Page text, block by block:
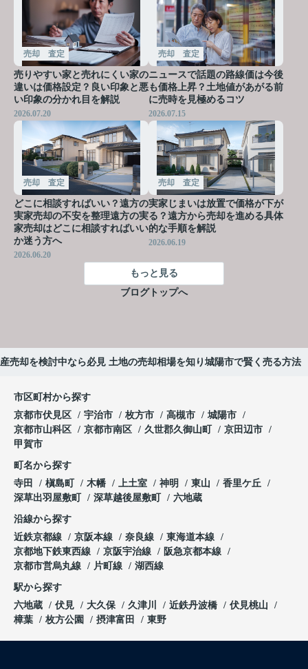
売却 査定
売りやすい家と売れにくい家の
違いは価格設定？良い印象と悪
い印象の分かれ目を解説
2026.07.20
売却 査定
ニュースで話題の路線価は今後
も価格上昇？土地値があがる前
に売時を見極めるコツ
2026.07.15
売却 査定
どこに相談すればいい？遠方の
実家売却の不安を整理遠方の実
家売却はどこに相談すればいい
か迷う方へ
2026.06.20
売却 査定
実家じまいは放置で価格が下が
る？遠方から売却を進める具体
的な手順を解説
2026.06.19
もっと見る
ブログトップへ
売却を検討中なら必見 土地の売却相場を知り城陽市で賢く売る方法
市区町村から探す
京都市伏見区
宇治市 枚方市 高槻市
城陽市
京都市山科区
京都市南区 久世郡久御山町
京田辺市
甲賀市
町名から探す
寺田
槇島町 木幡 上土室 神明 東山
香里ケ丘
深草出羽屋敷町
深草越後屋敷町 六地蔵
沿線から探す
近鉄京都線
京阪本線 奈良線
東海道本線
京都地下鉄東西線
京阪宇治線
阪急京都本線
京都市営烏丸線
片町線 湖西線
駅から探す
六地蔵
伏見 大久保 久津川 近鉄丹波橋
伏見桃山
樟葉
枚方公園 摂津富田 東野